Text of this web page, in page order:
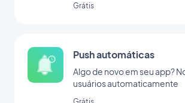
Grátis
Push automáticas
Algo de novo em seu app?
usuários automaticamente